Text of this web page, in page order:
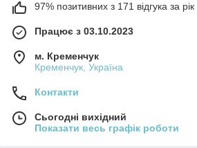
97% позитивних з 171 відгука за рік
Працює з 03.10.2023
м. Кременчук
Кременчук, Україна
Контакти
Сьогодні вихідний
Показати весь графік роботи